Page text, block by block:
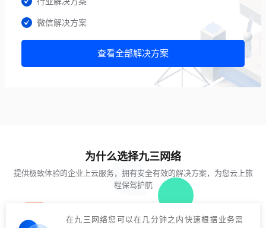
微信解决方案
查看全部解决方案
为什么选择九三网络
提供极致体验的企业上云服务，拥有安全有效的解决方案，为您云上旅
程保驾护航
在九三网络您可以在几分钟之内快速根据业务需